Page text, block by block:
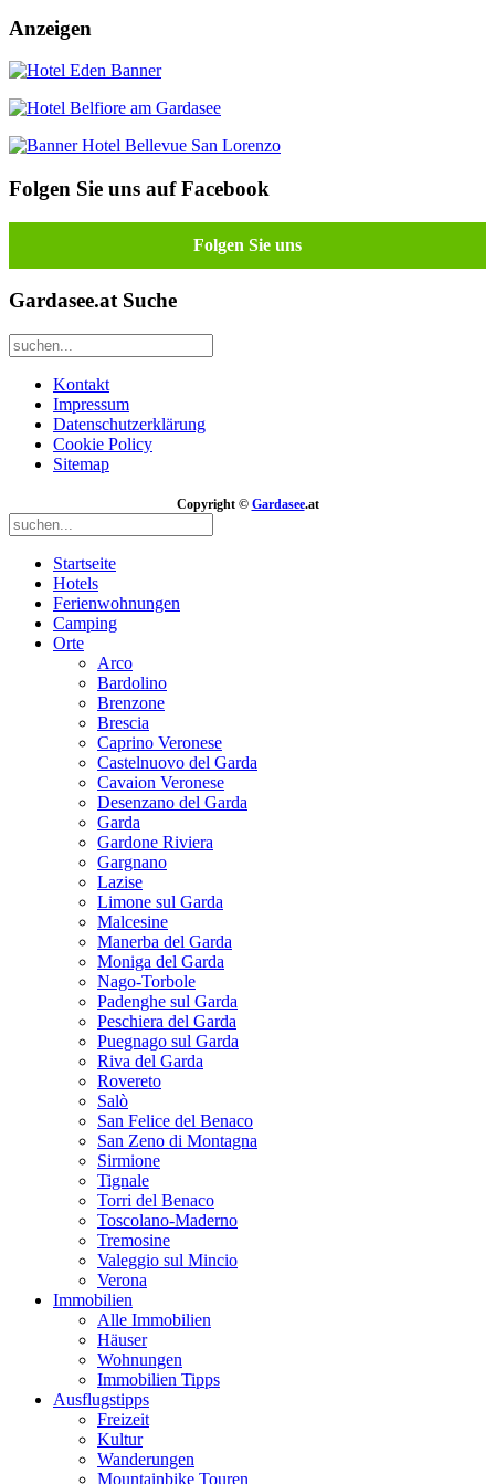
Anzeigen
Folgen Sie uns auf Facebook
Folgen Sie uns
Gardasee.at Suche
Kontakt
Impressum
Datenschutzerklärung
Cookie Policy
Sitemap
Copyright © Gardasee.at
Startseite
Hotels
Ferienwohnungen
Camping
Orte
Arco
Bardolino
Brenzone
Brescia
Caprino Veronese
Castelnuovo del Garda
Cavaion Veronese
Desenzano del Garda
Garda
Gardone Riviera
Gargnano
Lazise
Limone sul Garda
Malcesine
Manerba del Garda
Moniga del Garda
Nago-Torbole
Padenghe sul Garda
Peschiera del Garda
Puegnago sul Garda
Riva del Garda
Rovereto
Salò
San Felice del Benaco
San Zeno di Montagna
Sirmione
Tignale
Torri del Benaco
Toscolano-Maderno
Tremosine
Valeggio sul Mincio
Verona
Immobilien
Alle Immobilien
Häuser
Wohnungen
Immobilien Tipps
Ausflugstipps
Freizeit
Kultur
Wanderungen
Mountainbike Touren